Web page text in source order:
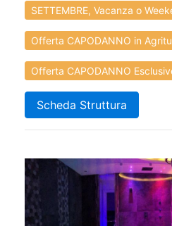
SETTEMBRE, Vacanza o
Offerta CAPODANNO in
Offerta CAPODANNO
Scheda Struttura